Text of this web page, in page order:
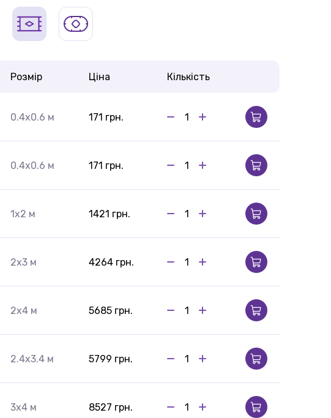
Розмір Ціна Кількість
0.4x0.6 м 171 грн.
0.4x0.6 м 171 грн.
1x2 м 1421 грн.
2x3 м 4264 грн.
2x4 м 5685 грн.
2.4x3.4 м 5799 грн.
3x4 м 8527 грн.